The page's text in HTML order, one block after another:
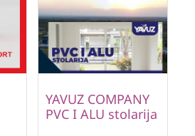
YAVUZ COMPANY
PVC I ALU stolarija